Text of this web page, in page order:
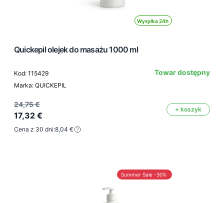
Wysyłka 24h
Quickepil olejek do masażu 1000 ml
Kod: 115429
Marka: QUICKEPIL
Towar dostępny
24,75 €
17,32 €
+ koszyk
Cena z 30 dni:8,04 €
Summer Sale -30%